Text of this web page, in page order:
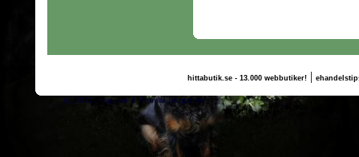
hittabutik.se - 13.000 webbutiker!|
(c) 2011, nogg.se & Pernilla Bergström